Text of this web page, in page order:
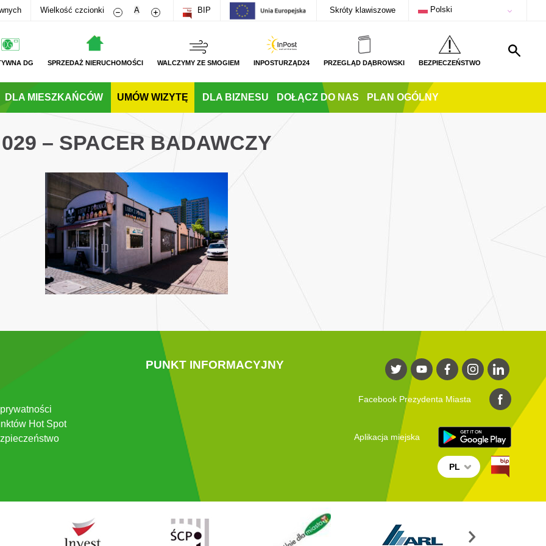
Wielkość czcionki Zmniejsz rozmiar czcionki
A Zwiększ rozmiar czcionki
BIP Skróty klawiszowe Polski
DG SPRZEDAŻ NIERUCHOMOŚCI WALCZYMY ZE SMOGIEM INPOSTURZĄD24 PRZEGLĄD DĄBROWSKI BEZPIECZEŃSTWO
DLA MIESZKAŃCÓW UMÓW WIZYTĘ DLA BIZNESU DOŁĄCZ DO NAS PLAN OGÓLNY
029 – SPACER BADAWCZY
Hot Spot
PUNKT INFORMACYJNY
Facebook Prezydenta Miasta
Aplikacja miejska
PL